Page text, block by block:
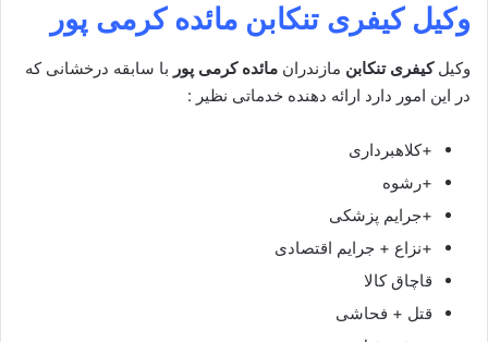
وکیل کیفری تنکابن مائده کرمی پور
وکیلکیفری تنکابن مازندران مائده کرمی پور با سابقه درخشانی که
در این امور دارد ارائه دهنده خدماتی نظیر :
+کلاهبرداری
+رشوه
+جرایم پزشکی
+نزاع + جرایم اقتصادی
قاچاق کالا
قتل + فحاشی